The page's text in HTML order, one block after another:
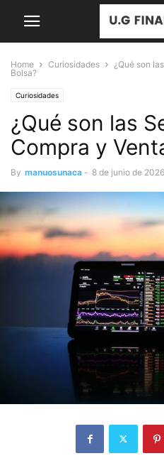
Home Curiosidades
¿Qué son
Bolsa?
Curiosidades
¿Qué son las
Compra y
By manuosunaca - 8 de junio de 2026